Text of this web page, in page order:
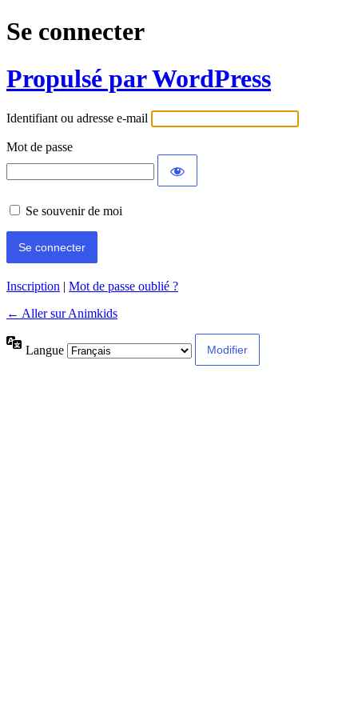
Se connecter
Propulsé par WordPress
Identifiant ou adresse e-mail
Mot de passe
Se souvenir de moi
Inscription | Mot de passe oublié ?
← Aller sur Animkids
Langue